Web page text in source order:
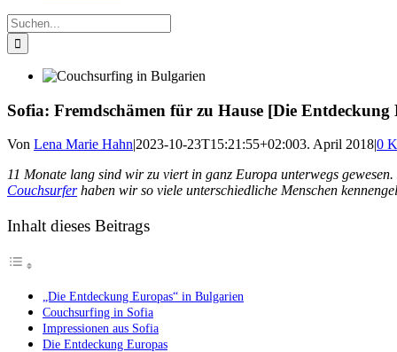
Suche
nach:
Sofia: Fremdschämen für zu Hause [Die Entdeckung
Von Lena Marie Hahn|2023-10-23T15:21:55+02:003. April 2018|0
11 Monate lang sind wir zu viert in ganz Europa unterwegs
Couchsurferhaben wir so viele unterschiedliche Menschen
Inhalt dieses Beitrags
„Die Entdeckung Europas“ in Bulgarien
Couchsurfing in Sofia
Impressionen aus Sofia
Die Entdeckung Europas